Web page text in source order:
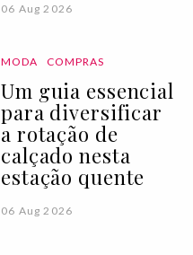
06 Aug 2026
MODA COMPRAS
Um guia essencial
para diversificar
a rotação de
calçado nesta
estação quente
06 Aug 2026